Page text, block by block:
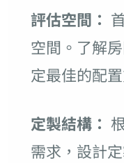
評估空間：
空間。了解
定最佳的配
定製結構：
需求，設計